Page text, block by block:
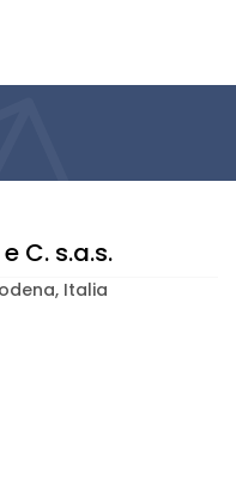
C. s.a.s.
Italia